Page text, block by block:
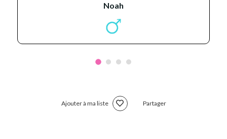
noah
Ajouter à ma liste Partager